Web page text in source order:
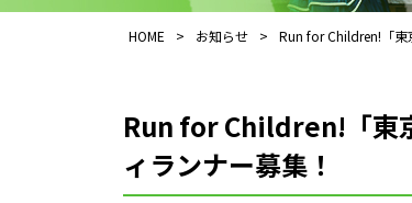
HOME > お知らせ > Run for Children!「東
Run for Children!「東
ィランナー募集！